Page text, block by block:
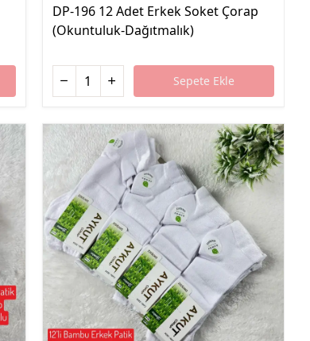
DP-196 12 Adet Erkek Soket Çorap
(Okuntuluk-Dağıtmalık)
Sepete Ekle